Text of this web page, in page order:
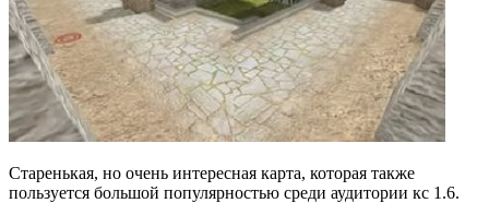
Старенькая, но очень интересная карта, которая также
пользуется большой популярностью среди аудитории кс 1.6.